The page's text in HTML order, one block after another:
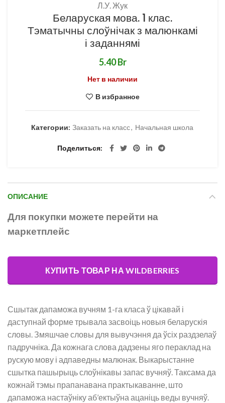
Л.У. Жук
Беларуская мова. 1 клас.
Тэматычны слоўнічак з малюнкамі
і заданнямі
Br
Нет в наличии
В избранное
Категории: Заказать на класс, Начальная школа
Поделиться
ОПИСАНИЕ
Для покупки можете перейти на
маркетплейс
КУПИТЬ ТОВАР НА WILDBERRIES
Сшытак дапаможа вучням 1-га класа ў цікавай і
даступнай форме трывала засвоіць новыя беларускія
словы. Змяшчае словы для вывучэння да ўсіх раздзелаў
падручніка. Да кожнага слова дадзены яго пераклад на
рускую мову і адпаведны малюнак. Выкарыстанне
сшытка пашырыць слоўнікавы запас вучняў. Таксама да
кожнай тэмы прапанавана практыкаванне, што
дапаможа настаўніку аб’ектыўна ацаніць веды вучняў.